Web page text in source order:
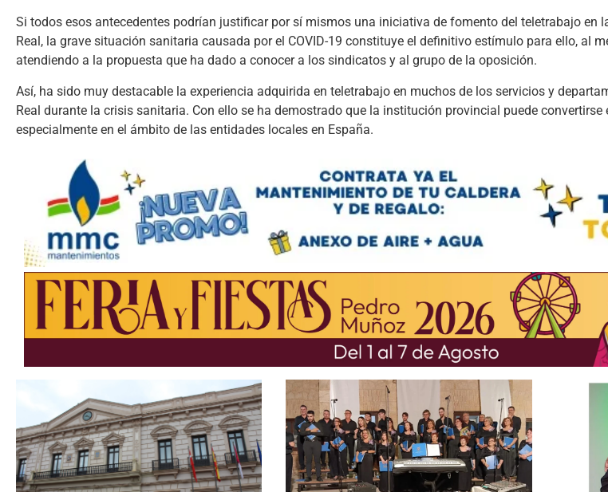
Si todos esos antecedentes podrían justificar por sí mismos una iniciativa de fomento del teletrabajo en
Real, la grave situación sanitaria causada por el COVID-19 constituye el definitivo estímulo para ello, al
atendiendo a la propuesta que ha dado a conocer a los sindicatos y al grupo de la oposición.
Así, ha sido muy destacable la experiencia adquirida en teletrabajo en muchos de los servicios y
Real durante la crisis sanitaria. Con ello se ha demostrado que la institución provincial puede convertirse
especialmente en el ámbito de las entidades locales en España.